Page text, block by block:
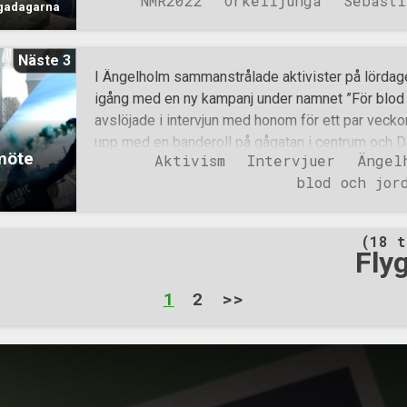
kommunen och de var givetvis på plats under
för att hålla torgmöten för att locka ännu fler
polisen godkänt. Eftersom att
kommunen godkänna ansökan. Kommunen
menade på att Motståndsrörelsen inte var
därmed gäller inte heller fri åsiktsyttring.
Näste 3
I Ängelholm sammanstrålade aktivister på
igång med en ny kampanj under namnet ”För
avslöjade i intervjun med honom för ett par
upp med en banderoll på gågatan i centrum och
Människan är inte herre över naturen, människan
är lika bunden till och underställd naturens lagar
leva av? Kapitalismen måste
se oss själva som en del av naturen!Delar av
temat delades ut till förbipasserande. Efter att
Aktivism Intervjuer
blod och jord
(18
1 2 >>